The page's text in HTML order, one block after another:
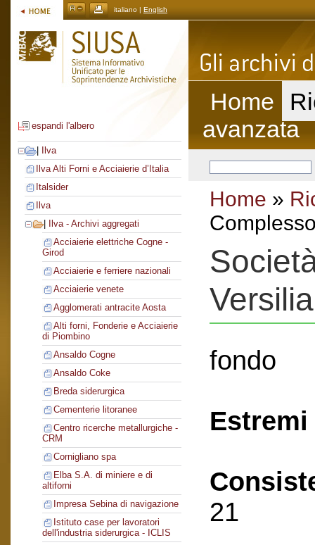
italiano | English
espandi l'albero
Ilva
Ilva Alti Forni e Acciaierie d’Italia
Italsider
Ilva
Ilva - Archivi aggregati
Acciaierie elettriche Cogne -
Girod
Acciaierie e ferriere nazionali
Acciaierie venete
Agglomerati antracite Aosta
Alti forni, Fonderie e Acciaierie
di Piombino
Ansaldo Cogne
Ansaldo Coke
Breda siderurgica
Cementerie litoranee
Centro ricerche metallurgiche -
CRM
Cornigliano spa
Elba S.A. di miniere e di
altiforni
Impresa Sebina di navigazione
Istituto case per lavoratori
dell'industria siderurgica - ICLIS
Home
avanzata
Home »
Versilia
fondo
21